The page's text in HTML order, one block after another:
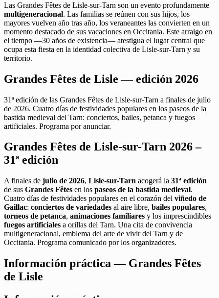
Las Grandes Fêtes de Lisle-sur-Tarn son un evento profundamente
multigeneracional. Las familias se reúnen con sus hijos, los
mayores vuelven año tras año, los veraneantes las convierten en un
momento destacado de sus vacaciones en Occitania. Este arraigo en
el tiempo —30 años de existencia— atestigua el lugar central que
ocupa esta fiesta en la identidad colectiva de Lisle-sur-Tarn y su
territorio.
Grandes Fêtes de Lisle — edición 2026
31ª edición de las Grandes Fêtes de Lisle-sur-Tarn a finales de julio
de 2026. Cuatro días de festividades populares en los paseos de la
bastida medieval del Tarn: conciertos, bailes, petanca y fuegos
artificiales. Programa por anunciar.
Grandes Fêtes de Lisle-sur-Tarn 2026 –
31ª edición
A finales de julio de 2026, Lisle-sur-Tarn acogerá la 31ª edición
de sus Grandes Fêtes en los paseos de la bastida medieval.
Cuatro días de festividades populares en el corazón del viñedo de
Gaillac: conciertos de variedades al aire libre, bailes populares,
torneos de petanca, animaciones familiares y los imprescindibles
fuegos artificiales a orillas del Tarn. Una cita de convivencia
multigeneracional, emblema del arte de vivir del Tarn y de
Occitania. Programa comunicado por los organizadores.
Información práctica — Grandes Fêtes
de Lisle